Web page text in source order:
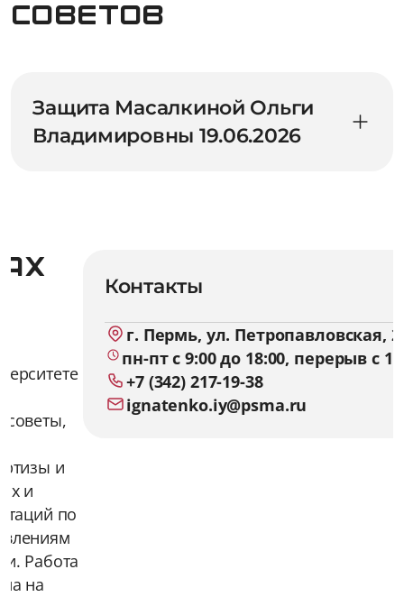
советов
Защита Масалкиной Ольги
Владимировны 19.06.2026
советы,
и
и
по
Работа
на
Контакты
г. Пермь, ул. Петропавловская,
пн-пт с 9:00 до 18:00, перерыв с
+7 (342) 217-19-38
ignatenko.iy@psma.ru